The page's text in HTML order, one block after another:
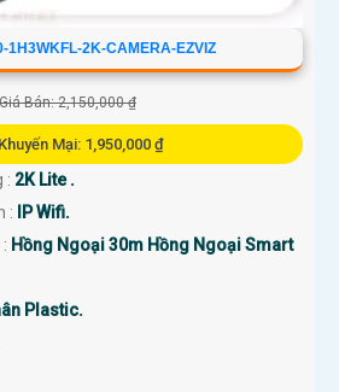
1H3WKFL-2K-CAMERA-EZVIZ
Bán: 2,150,000 ₫
Mại: 1,950,000 ₫
: 2K Lite .
: IP Wifi.
Hồng Ngoại 30m Hồng Ngoại Smart
Plastic.